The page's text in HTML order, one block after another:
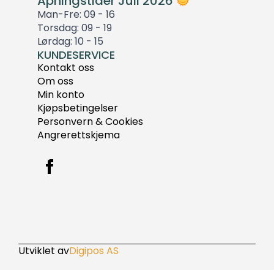
Man-Fre: 09 - 16
Torsdag: 09 - 19
Lørdag: 10 - 15
KUNDESERVICE
Kontakt oss
Om oss
Min konto
Kjøpsbetingelser
Personvern & Cookies
Angrerettskjema
Utviklet avDigipos AS